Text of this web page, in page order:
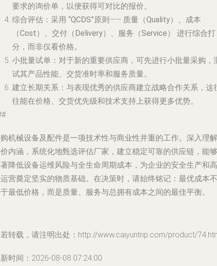
要求的询价单，以便获得可对比的报价。
综合评估 ：采用 “QCDS”原则—— 质量（Quality）、成本
（Cost）、交付（Delivery）、服务（Service）
进行综合打
分，而非仅看价格。
小批量试单 ：对于新的重要供应商，可先进行小批量采购，
试其产品性能、交货准时率和服务质量。
建立长期关系 ：与表现优秀的供应商建立战略合作关系，这
往能在价格、交货优先级和技术支持上获得更多优势。
机械设备及配件是一项技术性与商业性并重的工作。深入理解
内涵，系统化地甄选评估厂家，建立稳定可靠的供应链，能够
降低设备运维风险与全生命周期成本，为企业的安全生产和高
营奠定坚实的物质基础。在决策时，请始终铭记：最优成本不
最低价格，而是质量、服务与总拥有成本之间的最佳平衡。
转载，请注明出处：http://www.caiyuntrip.com/product/
时间：2026-08-08 07:24:00